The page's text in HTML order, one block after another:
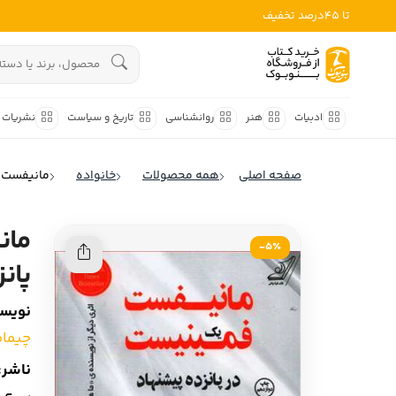
تا 45درصد تخفیف
ادبیات هنر روانشناسی تاریخ و سیاست نشریات
ادبیات ایران
ادبیات انگلیس
ادبیات فرانسه
ادبیات ایتالیا
ادبیات روسیه
ادبیات آمریکای لاتین
ادبیات
کودک و نوجوان
صفحه اصلی همه محصولات خانواده
5٪-